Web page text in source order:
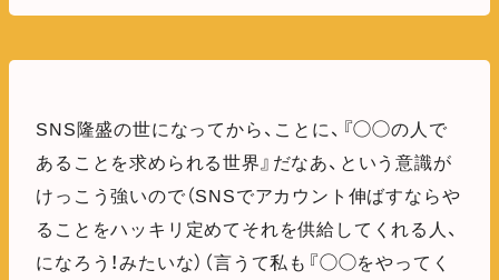
SNS隆盛の世になってから、ことに、『◯◯の人で
あることを求められる世界』だなあ、という意識が
けっこう強いので（SNSでアカウント伸ばすならや
ることをハッキリ定めてそれを供給してくれる人、
になろう！みたいな）（言うて私も『◯◯をやってく